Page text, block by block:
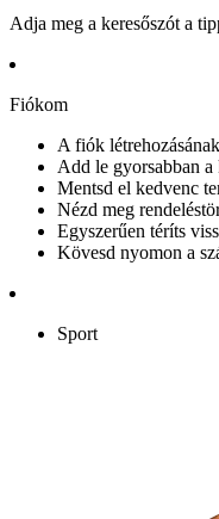
Adja meg a keresőszót a
Fiókom
A fiók
Add le gyorsabban a
Mentsd el kedvenc
Nézd meg
Egyszerűen téríts
Kövesd nyomon a
Sport